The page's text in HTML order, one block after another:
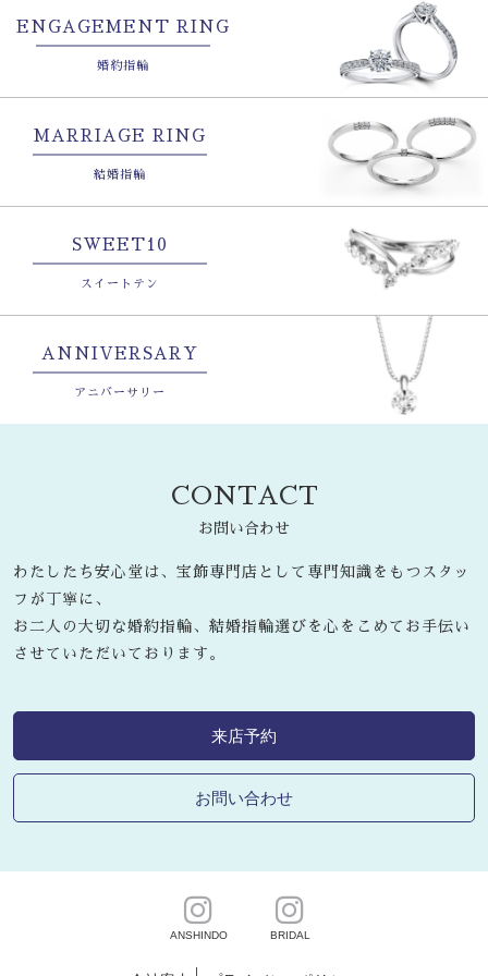
ENGAGEMENT RING
婚約指輪
MARRIAGE RING
結婚指輪
SWEET10
スイートテン
ANNIVERSARY
アニバーサリー
CONTACT
お問い合わせ
わたしたち安心堂は、宝飾専門店として専門知識をもつスタッ
フが丁寧に、
お二人の大切な婚約指輪、結婚指輪選びを心をこめてお手伝い
させていただいております。
来店予約
お問い合わせ
ANSHINDO BRIDAL